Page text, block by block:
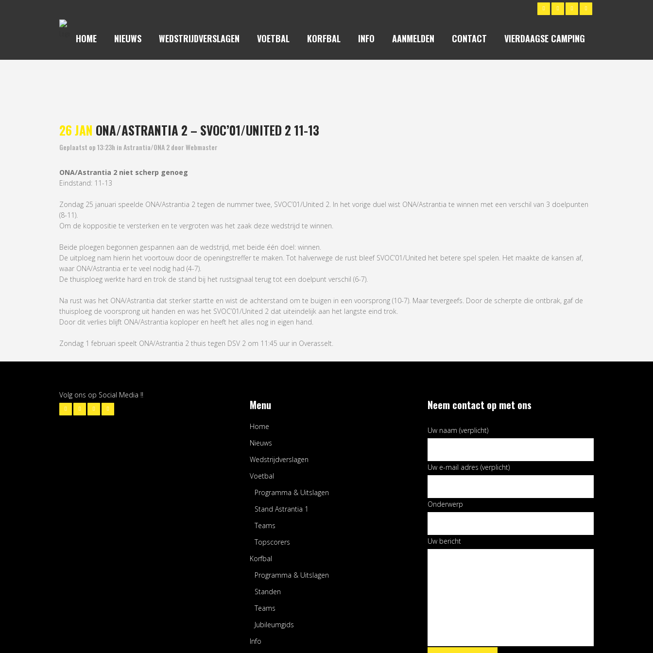
HOME NIEUWS WEDSTRIJDVERSLAGEN VOETBAL KORFBAL INFO AANMELDEN CONTACT VIERDAAGSE CAMPING
26 JAN ONA/ASTRANTIA 2 – SVOC’01/UNITED 2 11-13
Geplaatst op 13:23h inAstrantia/ONA 2doorWebmaster
ONA/Astrantia 2 niet scherp genoeg
Eindstand: 11-13
Zondag 25 januari speelde ONA/Astrantia 2 tegen de nummer twee, SVOC’01/United 2. In het vorige duel wist ONA/Astrantia te winnen met een verschil van 3 doelpunten
(8-11).
Om de koppositie te versterken en te vergroten was het zaak deze wedstrijd te winnen.
Beide ploegen begonnen gespannen aan de wedstrijd, met beide één doel: winnen.
De uitploeg nam hierin het voortouw door de openingstreffer te maken. Tot halverwege de rust bleef SVOC’01/United het betere spel spelen. Het maakte de kansen af,
waar ONA/Astrantia er te veel nodig had (4-7).
De thuisploeg werkte hard en trok de stand bij het rustsignaal terug tot een doelpunt verschil (6-7).
Na rust was het ONA/Astrantia dat sterker startte en wist de achterstand om te buigen in een voorsprong (10-7). Maar tevergeefs. Door de scherpte die ontbrak, gaf de
thuisploeg de voorsprong uit handen en was het SVOC’01/United 2 dat uiteindelijk aan het langste eind trok.
Door dit verlies blijft ONA/Astrantia koploper en heeft het alles nog in eigen hand.
Zondag 1 februari speelt ONA/Astrantia 2 thuis tegen DSV 2 om 11:45 uur in Overasselt.
Volg ons op Social Media !!
Menu
Home
Nieuws
Wedstrijdverslagen
Voetbal
Programma & Uitslagen
Stand Astrantia 1
Teams
Topscorers
Korfbal
Programma & Uitslagen
Standen
Teams
Jubileumgids
Info
Neem contact op met ons
Uw naam (verplicht)
Uw e-mail adres (verplicht)
Onderwerp
Uw bericht